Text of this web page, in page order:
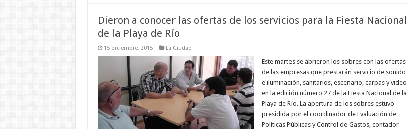
Dieron a conocer las ofertas de los servicios para la Fiesta Nacional
de la Playa de Río
15 diciembre, 2015 La Ciudad
Este martes se abrieron los sobres con las ofertas
de las empresas que prestarán servicio de sonido
e iluminación, sanitarios, escenario, carpas y video
en la edición número 27 de la Fiesta Nacional de la
Playa de Río. La apertura de los sobres estuvo
presidida por el coordinador de Evaluación de
Políticas Públicas y Control de Gastos, contador